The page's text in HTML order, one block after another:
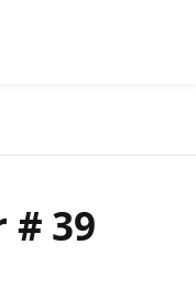
# 39